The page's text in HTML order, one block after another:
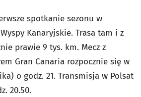
spotkanie sezonu w
Kanaryjskie. Trasa tam i z
prawie 9 tys. km. Mecz z
Gran Canaria rozpocznie się w
o godz. 21. Transmisja w Polsat
20.50.